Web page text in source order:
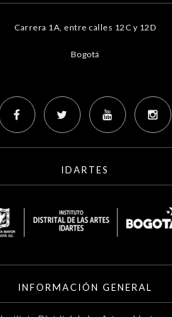
Carrera 1A, entre calles 12C y 12D
Bogotá
IDARTES
INFORMACIÓN GENERAL